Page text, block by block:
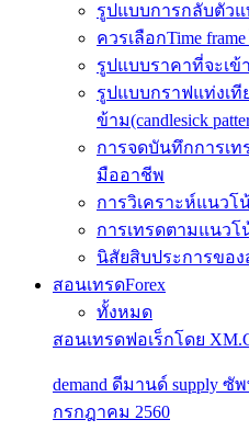
รูปแบบการกลับตัวแ
ควรเลือกTime
รูปแบบราคาที่จะเข้
รูปแบบกราฟแท่งเ
ข้าม(candlesick
การจดบันทึกการเท
มืออาชีพ
การวิเคราะห์แนว
การเทรดตามแนวโ
นิสัยสิบประการของ
สอนเทรดForex
ทั้งหมด
สอนเทรดฟอเร็กโดย
demand ดีมานด์ supply ซั
กรกฎาคม 2560